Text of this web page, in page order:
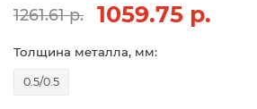
1261.61 р. 1059.75 р.
Толщина металла, мм:
0.5/0.5